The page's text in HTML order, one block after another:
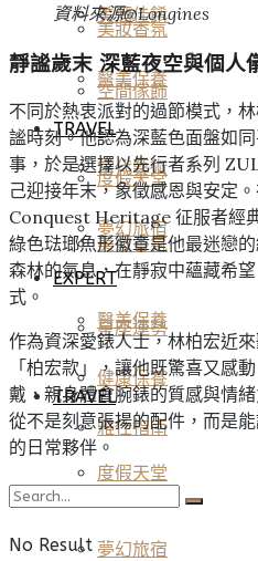
美酒佳餚
空間傢飾
當代藝術
美妝香氛
醫美保養
TRAVEL
度假天堂
夢幻旅宿
美妝香氛
醫美保養
TRAVEL
度假天堂
夢幻旅宿
EXPERT
星座運勢
健康保養
雅仕指南
No Result
資料來源@Longines
靜謐歲末 深藍夜空與個人
不同於熱衷派對的過節模式，
謐時刻。他認為深藍色面盤如
事，於是選擇以先行者系列
己迎接年末，象徵感恩與安定
Conquest Heritage 征服者經
綠色琺瑯魚形徽章是他最迷戀
森林的氣息，在靜寂中蘊藏希
式。
作為資深愛錶人士，林柏宏近
「柏宏款」，讓他既驚喜又感
戴，親身體會腕錶的質感與情
從不是刻意張揚的配件，而是
的日常夥伴。